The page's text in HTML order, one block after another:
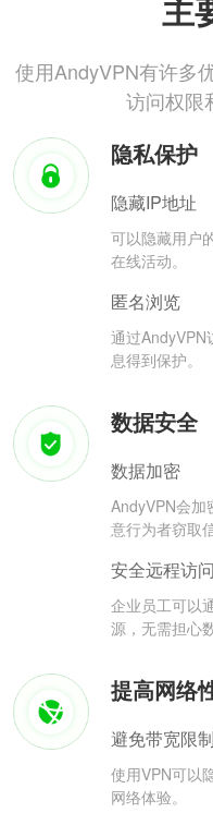
主
使用AndyVPN有许多
访问权限
隐私保护
隐藏IP地址
可以隐藏用户
在线活动。
匿名浏览
通过AndyVPN
息得到保护。
数据安全
数据加密
AndyVPN会加
意行为者窃取
安全远程访问
企业员工可以
源，无需担心
提高网络
避免带宽限制
使用VPN可以
网络体验。